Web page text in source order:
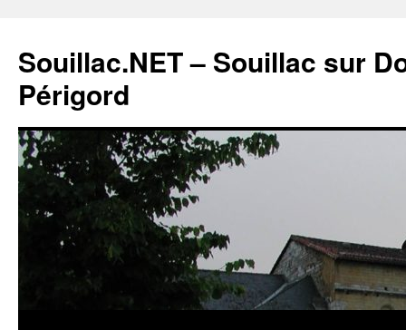
Souillac.NET – Souillac sur
Périgord